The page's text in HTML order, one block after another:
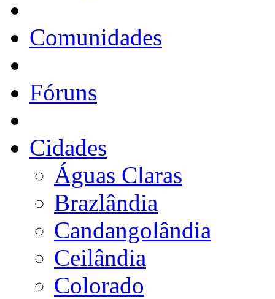
Comunidades
Fóruns
Cidades
Águas Claras
Brazlândia
Candangolândia
Ceilândia
Colorado